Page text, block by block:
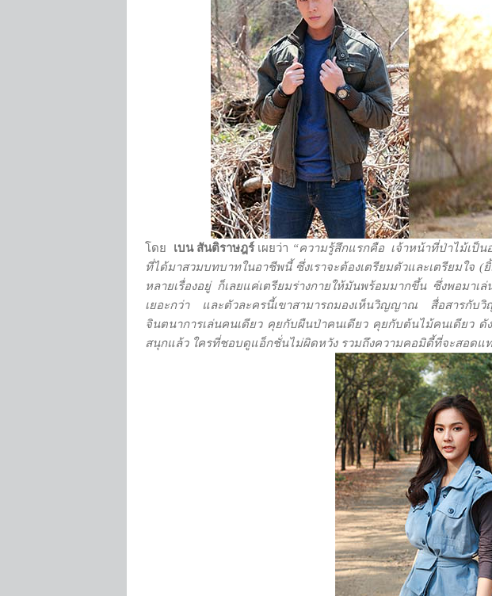
โดย เบน สันติราษฎร์ เผยว่า “ความรู้สึกแรกคือ เจ้าหน้าที่ป่าไม้เป็
ที่ได้มาสวมบทบาทในอาชีพนี้ ซึ่งเราจะต้องเตรียมตัวและเตรียมใจ
หลายเรื่องอยู่ ก็เลยแค่เตรียมร่างกายให้มันพร้อมมากขึ้น ซึ่งพอมา
เยอะกว่า และตัวละครนี้เขาสามารถมองเห็นวิญญาณ สื่อสารกับวิ
จินตนาการเล่นคนเดียว คุยกับผืนป่าคนเดียว คุยกับต้นไม้คนเดียว
สนุกแล้ว ใครที่ชอบดูแอ็กชั่นไม่ผิดหวัง รวมถึงความคอมิดี้ที่จะสอด